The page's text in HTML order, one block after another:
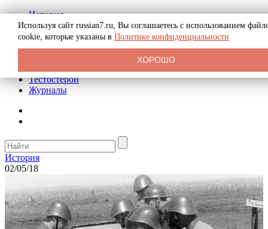
История
Биография
Криминал
Реклама на сайте
Тестостерон
Журналы
История
02/05/18
Используя сайт russian7.ru, Вы соглашаетесь с использованием
cookie, которые указаны в Политике конфиденциальности
ХОРОШО